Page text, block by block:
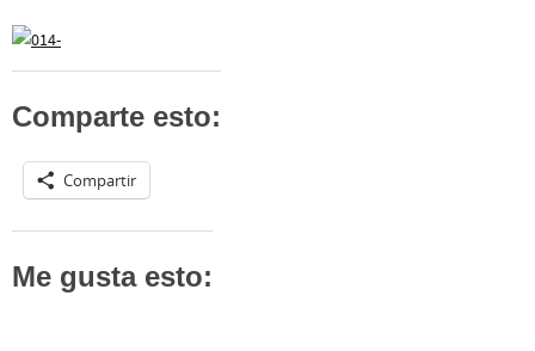
Comparte esto:
Compartir
Me gusta esto: